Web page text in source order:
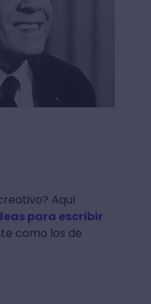
Aquí
para escribir
como los de